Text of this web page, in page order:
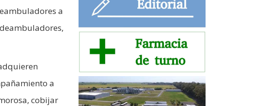
a
a
cobijar